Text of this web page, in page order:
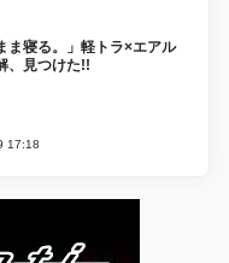
ま寝る。」軽トラ×エアル
、見つけた!!
17:18